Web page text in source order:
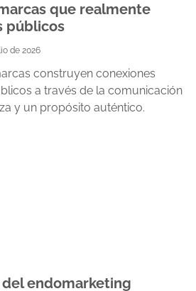
que realmente
públicos
de 2026
construyen conexiones
a través de la comunicación
y un propósito auténtico.
del endomarketing